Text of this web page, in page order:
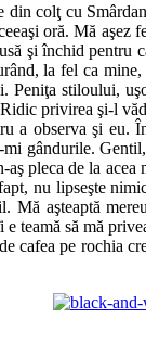
colţ cu
oră. Mă
şi închid
la fel ca
Peniţa stiloului,
privirea şi-l
a observa şi
gândurile.
pleca de la
nu lipseşte
aşteaptă
să mă
cafea pe rochia